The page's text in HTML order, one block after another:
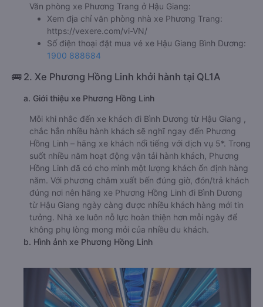
Văn phòng xe Phương Trang ở Hậu Giang:
Xem địa chỉ văn phòng nhà xe Phương Trang:
https://vexere.com/vi-VN/
Số điện thoại đặt mua vé xe Hậu Giang Bình Dương:
1900 888684
🚌 2. Xe Phương Hồng Linh khởi hành tại QL1A
a. Giới thiệu xe Phương Hồng Linh
Mỗi khi nhắc đến xe khách đi Bình Dương từ Hậu Giang ,
chắc hẳn nhiều hành khách sẽ nghĩ ngay đến Phương
Hồng Linh – hãng xe khách nổi tiếng với dịch vụ 5*. Trong
suốt nhiều năm hoạt động vận tải hành khách, Phương
Hồng Linh đã có cho mình một lượng khách ổn định hàng
năm. Với phương châm xuất bến đúng giờ, đón/trả khách
đúng nơi nên hãng xe Phương Hồng Linh đi Bình Dương
từ Hậu Giang ngày càng được nhiều khách hàng mới tin
tưởng. Nhà xe luôn nỗ lực hoàn thiện hơn mỗi ngày để
không phụ lòng mong mỏi của nhiều du khách.
b. Hình ảnh xe Phương Hồng Linh